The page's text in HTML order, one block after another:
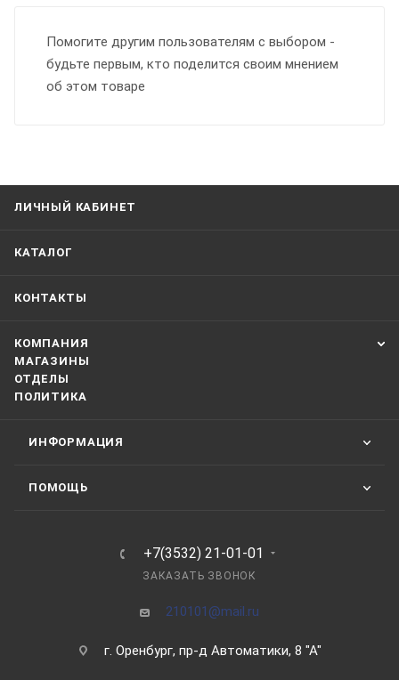
Помогите другим пользователям с выбором -
будьте первым, кто поделится своим мнением
об этом товаре
ЛИЧНЫЙ КАБИНЕТ
КАТАЛОГ
КОНТАКТЫ
КОМПАНИЯ
МАГАЗИНЫ
ОТДЕЛЫ
ПОЛИТИКА
ИНФОРМАЦИЯ
ПОМОЩЬ
+7(3532) 21-01-01
ЗАКАЗАТЬ ЗВОНОК
210101@mail.ru
г. Оренбург, пр-д Автоматики, 8 "А"